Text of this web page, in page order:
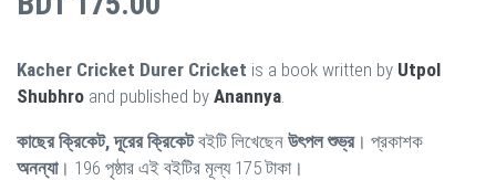
Kacher Cricket Durer Cricket is a book written by Utpol
Shubhro and published by Anannya
কাছের ক্রিকেট, দূরের ক্রিকেটবইটি লিখেছেন উৎপল শুভ্র। প্রকাশক
অনন্যা। 196 পৃষ্ঠার এই বইটির মূল্য 175 টাকা।